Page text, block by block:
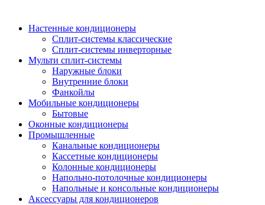
Настенные кондиционеры
Сплит-системы классические
Сплит-системы инверторные
Мульти сплит-системы
Наружные блоки
Внутренние блоки
Фанкойлы
Мобильные кондиционеры
Бытовые
Оконные кондиционеры
Промышленные
Канальные кондиционеры
Кассетные кондиционеры
Колонные кондиционеры
Напольно-потолочные кондиционеры
Напольные и консольные кондиционеры
Аксессуары для кондиционеров